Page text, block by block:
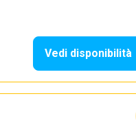
Vedi disponibilità